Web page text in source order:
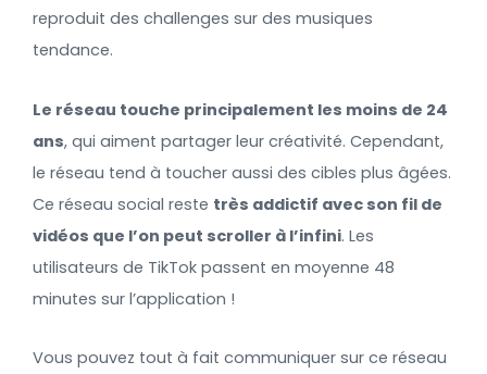
reproduit des challenges sur des musiques
tendance.
Le réseau touche principalement les moins de 24
ans, qui aiment partager leur créativité. Cependant,
le réseau tend à toucher aussi des cibles plus âgées.
Ce réseau social reste très addictif avec son fil de
vidéos que l’on peut scroller à l’infini. Les
utilisateurs de TikTok passent en moyenne 48
minutes sur l’application !
Vous pouvez tout à fait communiquer sur ce réseau